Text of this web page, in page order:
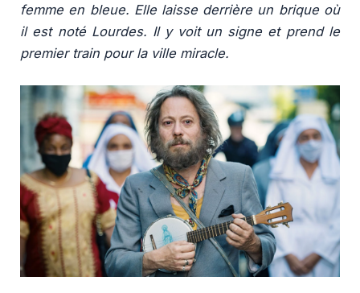
femme en bleue. Elle laisse derrière un brique où
il est noté Lourdes. Il y voit un signe et prend le
premier train pour la ville miracle.